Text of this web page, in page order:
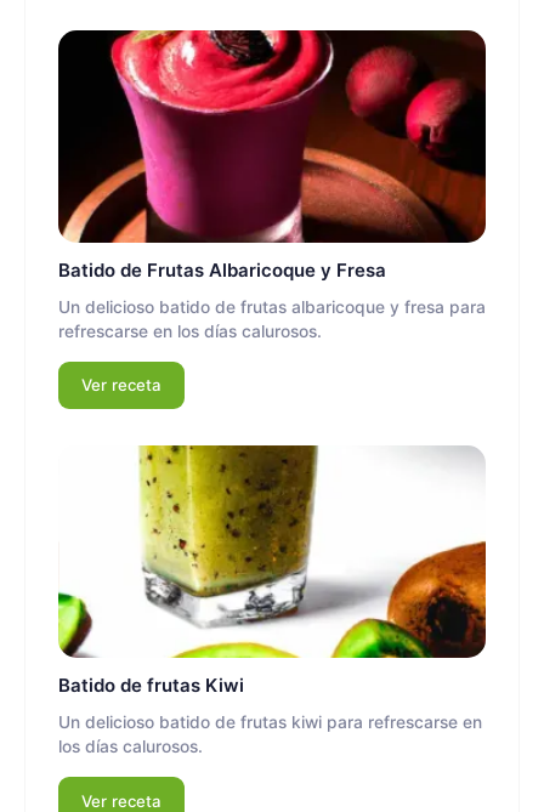
Batido de Frutas Albaricoque y Fresa
Un delicioso batido de frutas albaricoque y fresa para
refrescarse en los días calurosos.
Ver receta
Batido de frutas Kiwi
Un delicioso batido de frutas kiwi para refrescarse en
los días calurosos.
Ver receta